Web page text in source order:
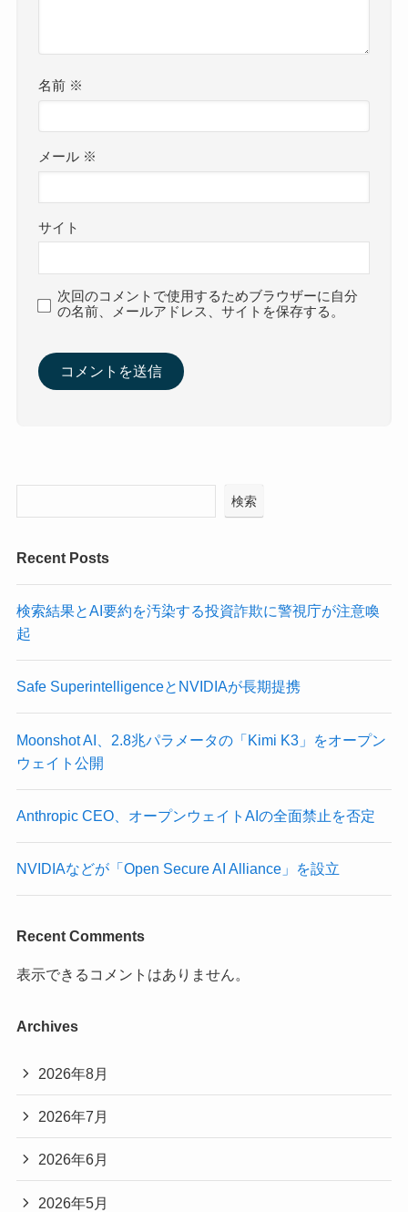
名前 ※
メール ※
サイト
次回のコメントで使用するためブラウザーに自分
の名前、メールアドレス、サイトを保存する。
検索
Recent Posts
検索結果とAI要約を汚染する投資詐欺に警視庁が注意喚
起
Safe SuperintelligenceとNVIDIAが長期提携
Moonshot AI、2.8兆パラメータの「Kimi K3」をオープン
ウェイト公開
Anthropic CEO、オープンウェイトAIの全面禁止を否定
NVIDIAなどが「Open Secure AI Alliance」を設立
Recent Comments
表示できるコメントはありません。
Archives
2026年8月
2026年7月
2026年6月
2026年5月